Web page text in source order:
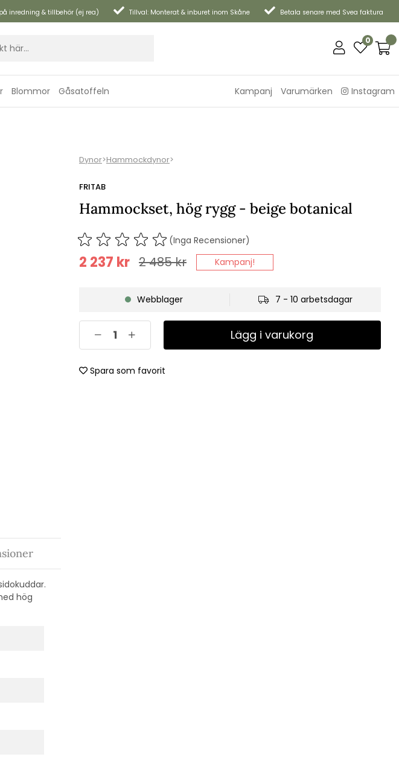
inredning & tillbehör (ej rea) Tillval: Monterat & inburet inom Skåne Betala senare med Svea faktura
0
Blommor Gåsatoffeln Kampanj Varumärken Instagram
Dynor>Hammockdynor>
FRITAB
Hammockset, hög rygg - beige botanical
(Inga Recensioner)
2 485kr
2 237 kr Kampanj!
Webblager 7 - 10 arbetsdagar
Lägg i varukorg
Spara som favorit
hög